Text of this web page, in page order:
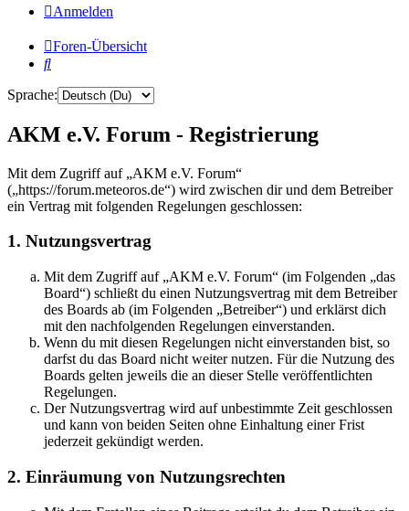
Anmelden
Foren-Übersicht
Suche
Sprache:
AKM e.V. Forum - Registrierung
Mit dem Zugriff auf „AKM e.V. Forum“
(„https://forum.meteoros.de“) wird zwischen dir und dem Betreiber
ein Vertrag mit folgenden Regelungen geschlossen:
1. Nutzungsvertrag
Mit dem Zugriff auf „AKM e.V. Forum“ (im Folgenden „das
Board“) schließt du einen Nutzungsvertrag mit dem Betreiber
des Boards ab (im Folgenden „Betreiber“) und erklärst dich
mit den nachfolgenden Regelungen einverstanden.
Wenn du mit diesen Regelungen nicht einverstanden bist, so
darfst du das Board nicht weiter nutzen. Für die Nutzung des
Boards gelten jeweils die an dieser Stelle veröffentlichten
Regelungen.
Der Nutzungsvertrag wird auf unbestimmte Zeit geschlossen
und kann von beiden Seiten ohne Einhaltung einer Frist
jederzeit gekündigt werden.
2. Einräumung von Nutzungsrechten